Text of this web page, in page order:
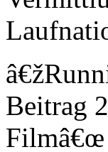
Beitrag
Filmâ€œ